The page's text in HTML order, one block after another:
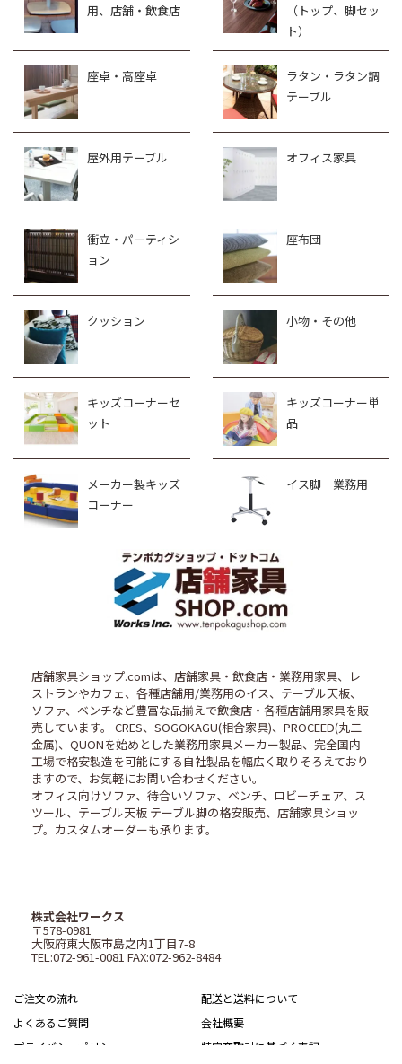
用、店舗・飲食店
（トップ、脚セッ
ト）
座卓・高座卓
ラタン・ラタン調
テーブル
屋外用テーブル オフィス家具
衝立・パーティシ
ョン
座布団
クッション 小物・その他
キッズコーナーセ
ット
キッズコーナー単
品
メーカー製キッズ
コーナー
イス脚 業務用
店舗家具ショップ.comは、店舗家具・飲食店・業務用家具、レ
ストランやカフェ、各種店舗用/業務用のイス、テーブル天板、
ソファ、ベンチなど豊富な品揃えで飲食店・各種店舗用家具を販
売しています。 CRES、SOGOKAGU(相合家具)、PROCEED(丸二
金属)、QUONを始めとした業務用家具メーカー製品、完全国内
工場で格安製造を可能にする自社製品を幅広く取りそろえており
ますので、お気軽にお問い合わせください。
オフィス向けソファ、待合いソファ、ベンチ、ロビーチェア、ス
ツール、テーブル天板 テーブル脚の格安販売、店舗家具ショッ
プ。カスタムオーダーも承ります。
株式会社ワークス
〒578-0981
大阪府東大阪市島之内1丁目7-8
TEL:072-961-0081 FAX:072-962-8484
ご注文の流れ
配送と送料について
よくあるご質問
会社概要
プライバシーポリシー
特定商取引に基づく表記